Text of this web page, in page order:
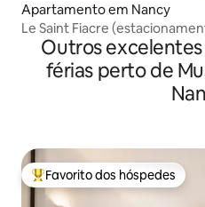
Apartamento em Nancy
Le Saint Fiacre
vídeo de apresentação!
Outros
férias perto de
Favoritos dos hóspedes mais
Favorito dos hóspedes